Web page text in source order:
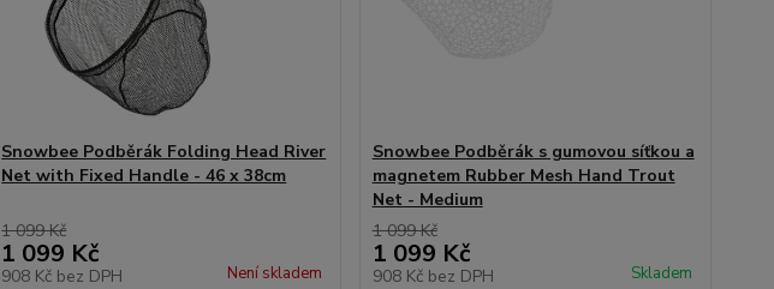
Snowbee Podběrák Folding Head River
Net with Fixed Handle - 46 x 38cm
1 099 Kč
1 099 Kč
908 Kč bez DPH Není skladem
Snowbee Podběrák s gumovou síťkou a
magnetem Rubber Mesh Hand Trout
Net - Medium
1 099 Kč
1 099 Kč
908 Kč bez DPH Skladem